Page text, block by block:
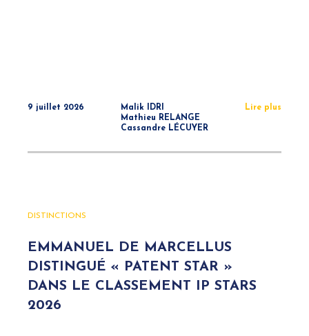
9 juillet 2026
Malik IDRI
Mathieu RELANGE
Cassandre LÉCUYER
Lire plus
DISTINCTIONS
EMMANUEL DE MARCELLUS
DISTINGUÉ « PATENT STAR »
DANS LE CLASSEMENT IP STARS
2026